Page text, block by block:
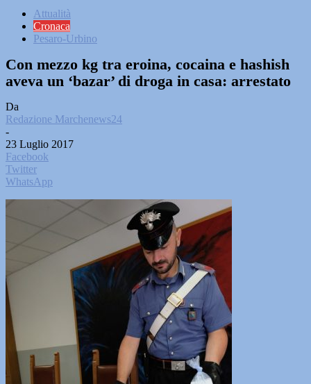
Attualità
Cronaca
Pesaro-Urbino
Con mezzo kg tra eroina, cocaina e hashish
aveva un ‘bazar’ di droga in casa: arrestato
Da
Redazione Marchenews24
-
23 Luglio 2017
Facebook
Twitter
WhatsApp